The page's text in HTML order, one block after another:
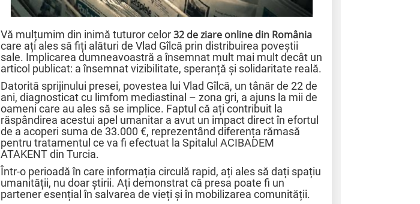
Vă mulțumim din inimă tuturor celor32 de ziare online din România
care ați ales să fiți alături de Vlad Gîlcă prin distribuirea poveștii
sale. Implicarea dumneavoastră a însemnat mult mai mult decât un
articol publicat: a însemnat vizibilitate, speranță și solidaritate reală.
Datorită sprijinului presei, povestea lui Vlad Gîlcă, un tânăr de 22 de
ani, diagnosticat cu limfom mediastinal – zona gri, a ajuns la mii de
oameni care au ales să se implice. Faptul că ați contribuit la
răspândirea acestui apel umanitar a avut un impact direct în efortul
de a acoperi suma de 33.000 €, reprezentând diferența rămasă
pentru tratamentul ce va fi efectuat la Spitalul ACIBADEM
ATAKENT din Turcia.
Într-o perioadă în care informația circulă rapid, ați ales să dați spațiu
umanității, nu doar știrii. Ați demonstrat că presa poate fi un
partener esențial în salvarea de vieți și în mobilizarea comunității.